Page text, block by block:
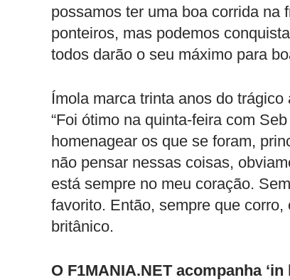
possamos ter uma boa corrida na
ponteiros, mas podemos
todos darão o seu máximo para
Ímola marca trinta anos do
“Foi ótimo na quinta-feira com
homenagear os que se foram,
não pensar nessas coisas,
está sempre no meu coração.
favorito. Então, sempre que
britânico.
O F1MANIA.NET acompanha